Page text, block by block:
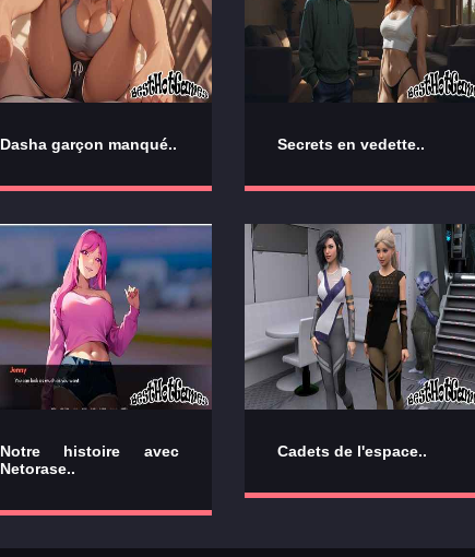
Dasha garçon manqué.. Secrets en vedette..
Notre histoire avec
Netorase..
Cadets de l'espace..